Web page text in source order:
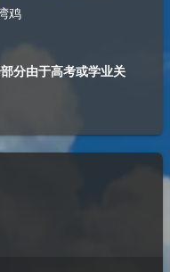
鸡
分由于高考或学业关